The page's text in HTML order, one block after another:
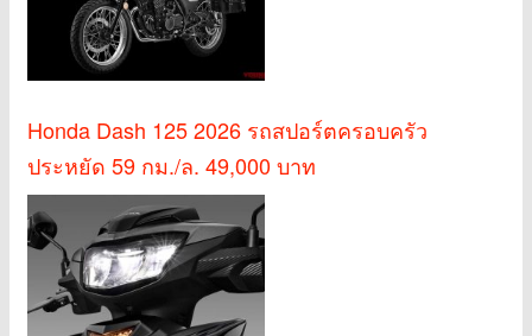
Honda Dash 125 2026 รถสปอร์ตครอบครัว
ประหยัด 59 กม./ล. 49,000 บาท